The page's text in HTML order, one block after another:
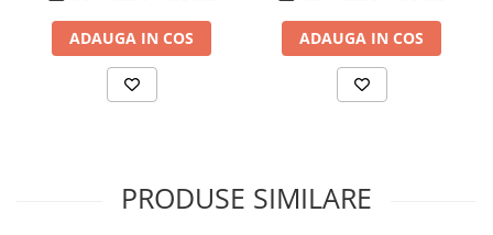
ADAUGA IN COS ADAUGA IN COS
PRODUSE SIMILARE